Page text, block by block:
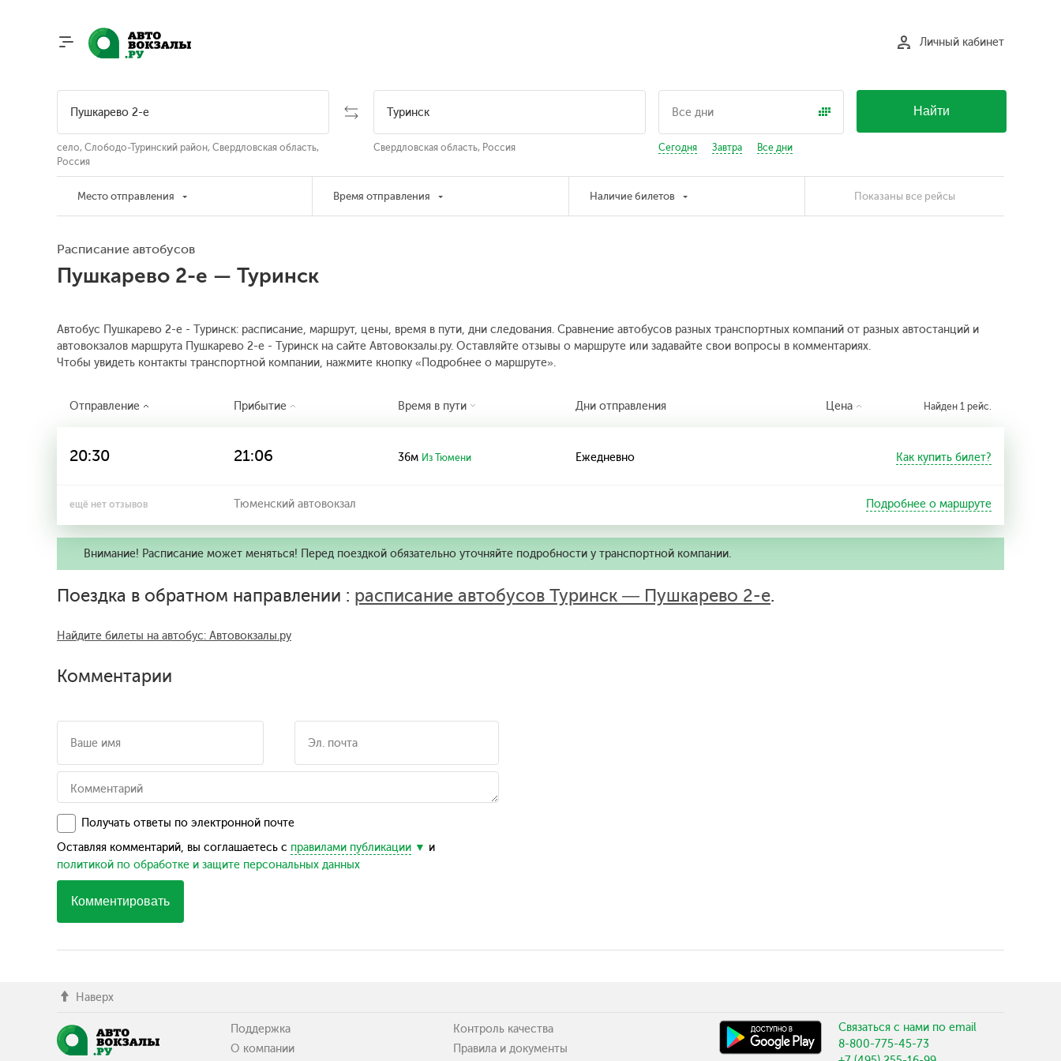
Личный кабинет
село, Слободо-Туринский район, Свердловская область,
Россия
Свердловская область, Россия Сегодня Завтра Все дни
Найти
Место отправления Время отправления Наличие билетов Показаны все рейсы
Расписание автобусов
Пушкарево 2-е — Туринск
Автобус Пушкарево 2-е - Туринск: расписание, маршрут, цены, время в пути, дни следования. Сравнение автобусов разных транспортных компаний от разных автостанций и
автовокзалов маршрута Пушкарево 2-е - Туринск на сайте Автовокзалы.ру. Оставляйте отзывы о маршруте или задавайте свои вопросы в комментариях.
Чтобы увидеть контакты транспортной компании, нажмите кнопку «Подробнее о маршруте».
Отправление Прибытие Время в пути Дни отправления Цена Найден 1 рейс.
20:30 21:06 36м Из Тюмени Ежедневно Как купить билет?
ещё нет отзывов Тюменский автовокзал Подробнее о маршруте
Внимание! Расписание может меняться! Перед поездкой обязательно уточняйте подробности у транспортной компании.
Поездка в обратном направлении : расписание автобусов Туринск — Пушкарево 2-е.
Найдите билеты на автобус: Автовокзалы.ру
Комментарии
Получать ответы по электронной почте
Оставляя комментарий, вы соглашаетесь с правилами публикации
и
политикой по обработке и защите персональных данных
Комментировать
Наверх
Поддержка
О компании
Контроль качества
Правила и документы
Связаться с нами по email
8-800-775-45-73